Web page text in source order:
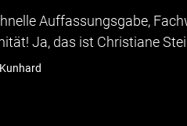
Auffassungsgabe,
Ja, das ist Christiane Stein